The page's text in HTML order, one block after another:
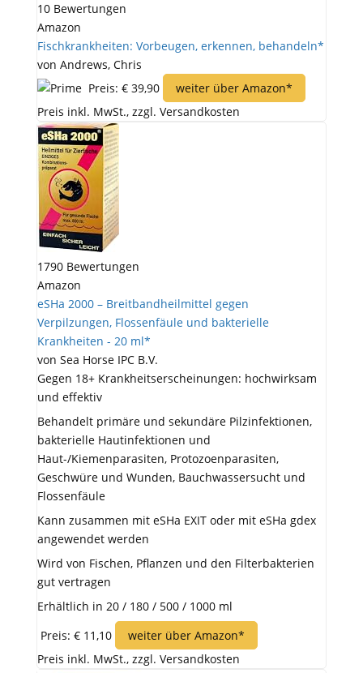
10 Bewertungen
Amazon
Fischkrankheiten: Vorbeugen, erkennen, behandeln*
von Andrews, Chris
Preis: € 39,90
weiter über Amazon*
Preis inkl. MwSt., zzgl. Versandkosten
1790 Bewertungen
Amazon
eSHa 2000 – Breitbandheilmittel gegen
Verpilzungen, Flossenfäule und bakterielle
Krankheiten - 20 ml*
von Sea Horse IPC B.V.
Gegen 18+ Krankheitserscheinungen: hochwirksam
und effektiv
Behandelt primäre und sekundäre Pilzinfektionen,
bakterielle Hautinfektionen und
Haut-/Kiemenparasiten, Protozoenparasiten,
Geschwüre und Wunden, Bauchwassersucht und
Flossenfäule
Kann zusammen mit eSHa EXIT oder mit eSHa gdex
angewendet werden
Wird von Fischen, Pflanzen und den Filterbakterien
gut vertragen
Erhältlich in 20 / 180 / 500 / 1000 ml
Preis: € 11,10
weiter über Amazon*
Preis inkl. MwSt., zzgl. Versandkosten